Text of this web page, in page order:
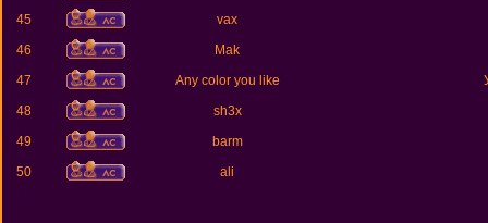
45
vax
46
Mak
47
Any color you like
48
sh3x
49
barm
50
ali